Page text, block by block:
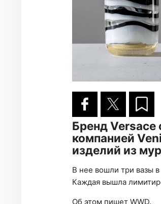
Бренд Versace
компанией
изделий из
В нее вошли три вазы
Каждая вышла
Об этом пишет WWD.